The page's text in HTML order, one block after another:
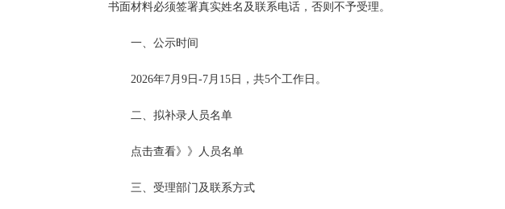
书面材料必须签署真实姓名及联系电话，否则不予受理。
一、公示时间
2026年7月9日-7月15日，共5个工作日。
二、拟补录人员名单
点击查看》》人员名单
三、受理部门及联系方式